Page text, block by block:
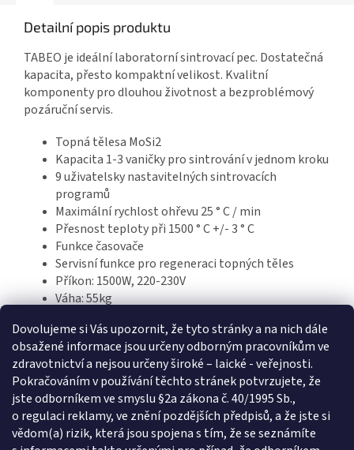
Dovolujeme si Vás upozornit, že tyto stránky a na nich dále
obsažené informace jsou určeny odborným pracovníkům ve
zdravotnictví a nejsou určeny široké – laické - veřejnosti.
Pokračováním v používání těchto stránek potvrzujete, že
jste odborníkem ve smyslu §2a zákona č. 40/1995 Sb.,
o regulaci reklamy, ve znění pozdějších předpisů, a že jste si
vědom(a) rizik, která jsou spojena s tím, že se seznámíte
Detailní popis produktu
TABEO je ideální laboratorní sintrovací pec. Dostatečná
kapacita, přesto kompaktní velikost. Kvalitní
komponenty pro dlouhou životnost a bezproblémový
pozáruční servis.
Topná tělesa MoSi2
Kapacita 1-3 vaničky pro sintrování v jednom kroku
9 uživatelsky nastavitelných sintrovacích
programů
Maximální rychlost ohřevu 25 ° C / min
Přesnost teploty při 1500 ° C +/- 3 ° C
Funkce časovače
Servisní funkce pro regeneraci topných těles
Příkon: 1500W, 220-230V
Váha: 55kg
Informace pro vás